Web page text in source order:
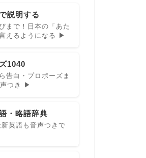
説明する
まで！日本の「あた
えるようになる ▶
1040
告白・プロポーズま
つき ▶
・略語辞典
英語も音声つきで